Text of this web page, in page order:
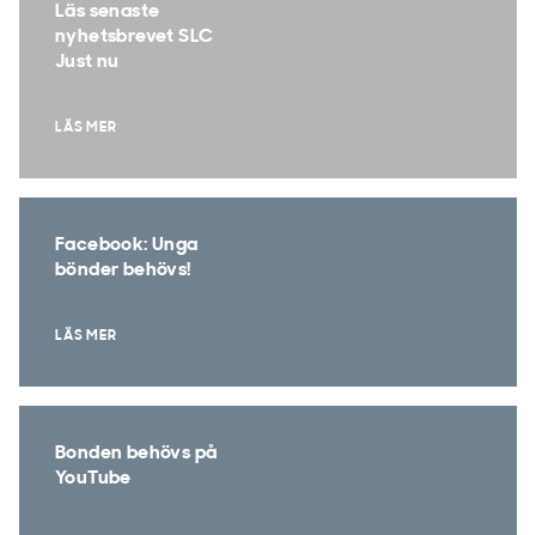
Läs senaste
nyhetsbrevet SLC
Just nu
LÄS MER
Facebook: Unga
bönder behövs!
LÄS MER
Bonden behövs på
YouTube